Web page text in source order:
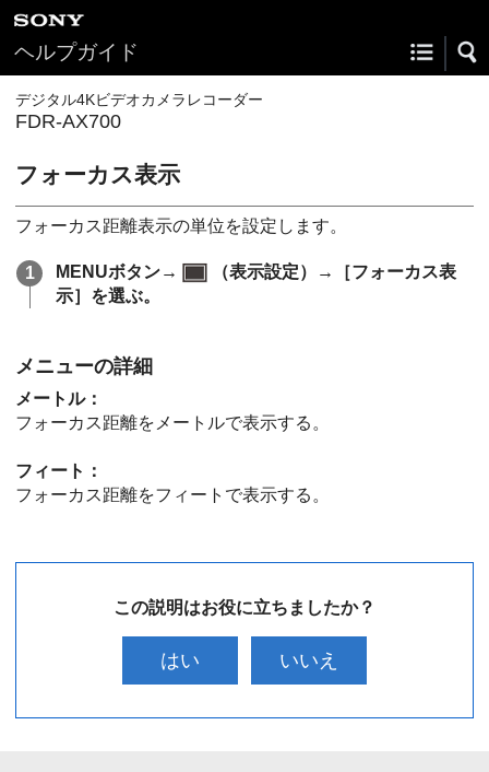
ヘルプガイド
デジタル4Kビデオカメラレコーダー
FDR-AX700
フォーカス表示
フォーカス距離表示の単位を設定します。
MENUボタン→
（表示設定）→［フォーカス表
示］を選ぶ。
メニューの詳細
メートル：
フォーカス距離をメートルで表示する。
フィート：
フォーカス距離をフィートで表示する。
この説明はお役に立ちましたか？
はい いいえ